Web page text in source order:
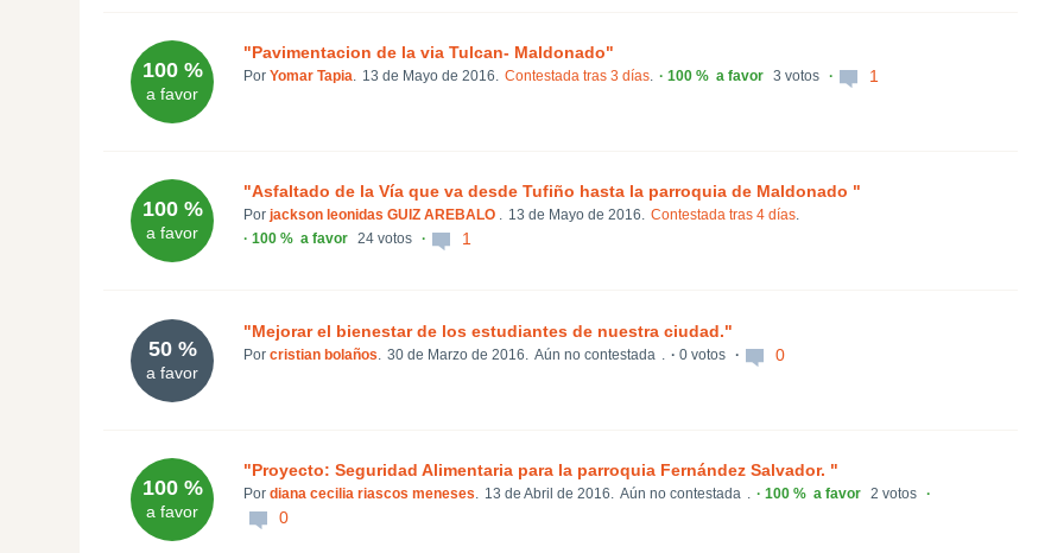
100 %
a favor
"Pavimentacion de la via Tulcan- Maldonado"
Por Yomar Tapia. 13 de Mayo de 2016. Contestada tras 3 días. 100 % a favor 3 votos 1
100 %
a favor
"Asfaltado de la Vía que va desde Tufiño hasta la parroquia de Maldonado "
Por jackson leonidas GUIZ AREBALO . 13 de Mayo de 2016. Contestada tras 4 días.
100 % a favor 24 votos 1
50 %
a favor
"Mejorar el bienestar de los estudiantes de nuestra ciudad."
Por cristian bolaños 30 de Marzo de 2016. Aún no contestada 0 votos 0
100 %
a favor
"Proyecto: Seguridad Alimentaria para la parroquia Fernández Salvador. "
Por diana cecilia riascos meneses 13 de Abril de 2016. Aún no contestada 100 % a favor 2 votos
0